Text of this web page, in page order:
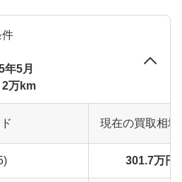
件
年5月
2万km
現在の買取相
301.7万円